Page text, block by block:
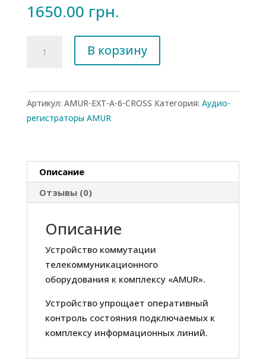
1650.00 грн.
товара
AMUR-
EXT-
CROSS
В корзину
Артикул: AMUR-EXT-A-6-CROSS Категория: Аудио-
регистраторы AMUR
Описание
Отзывы (0)
Описание
Устройство коммутации
телекоммуникационного
оборудования к комплексу «AMUR».
Устройство упрощает оперативный
контроль состояния подключаемых к
комплексу информационных линий.